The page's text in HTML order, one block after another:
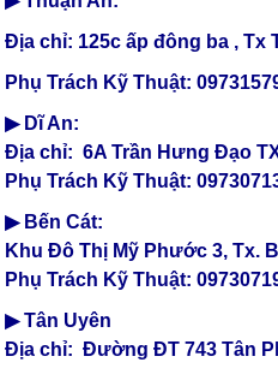
Địa chỉ: 125c ấp đông ba , Tx
Phụ Trách Kỹ Thuật:
▶ Dĩ An:
Địa chỉ: 6A Trần Hưng Đạo
Phụ Trách Kỹ Thuật:
▶ Bến Cát:
Khu Đô Thị Mỹ Phước 3, Tx.
Phụ Trách Kỹ Thuật:
▶ Tân Uyên
Địa chỉ: Đường ĐT 743 Tân